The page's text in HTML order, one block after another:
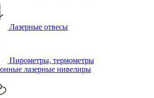
Лазерные отвесы
Пирометры, термометры
лазерные нивелиры